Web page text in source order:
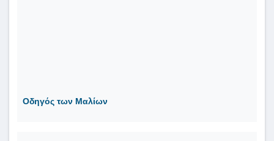
Οδηγός των Μαλίων